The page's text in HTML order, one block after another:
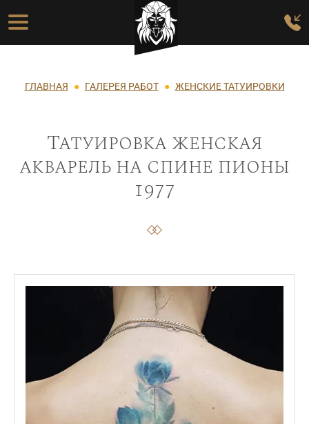
Перейти к основному содержанию
Основная навигация
Строка навигации
ГЛАВНАЯ ГАЛЕРЕЯ РАБОТ ЖЕНСКИЕ ТАТУИРОВКИ
Татуировка женская
акварель на спине пионы
1977